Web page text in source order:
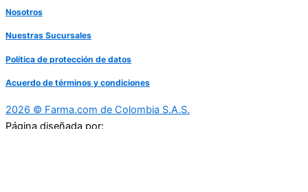
Nosotros
Nuestras Sucursales
Política de protección de datos
Acuerdo de términos y condiciones
2026 © Farma.com de Colombia S.A.S.
Página diseñada por: